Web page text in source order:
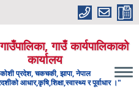
गाउँ कार्यपालिकाको
कार्यालय
कोशी प्रदेश, चकचकी, झापा, नेपाल
आधार,कृषि,शिक्षा,स्वास्थ्य र पूर्वाधार ।"